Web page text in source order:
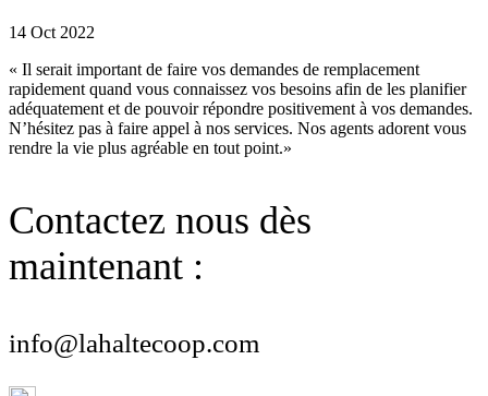
14 Oct 2022
« Il serait important de faire vos demandes de remplacement
rapidement quand vous connaissez vos besoins afin de les planifier
adéquatement et de pouvoir répondre positivement à vos demandes.
N’hésitez pas à faire appel à nos services. Nos agents adorent vous
rendre la vie plus agréable en tout point.»
Contactez nous dès
maintenant :
info@lahaltecoop.com